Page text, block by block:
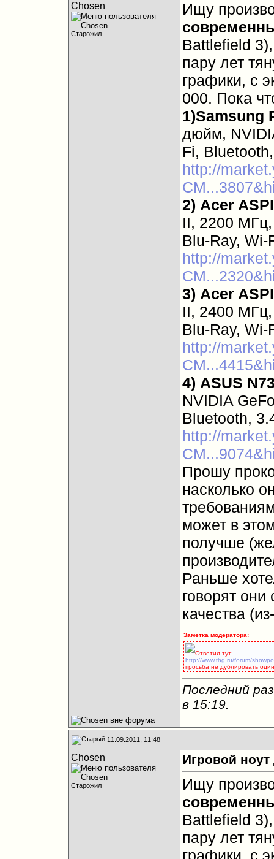
Chosen
Старожил
Ищу
Battlefield
пару лет
графики, с
000. Пока
1)Samsung
дюйм,
Fi,
http://
2) Acer
II, 2200
Blu-Ray, Wi-
http://
3) Acer
II, 2400
Blu-Ray, Wi-
http://
4) ASUS
NVIDIA
Bluetooth,
http://
Прошу
насколько
может в
получше
Раньше
говорят они
качества
Заметка модератора:
Ответил тут:
http://www.thg.ru/forum/
просьба не дублировать
Последний
в 15:19.
11.09.2011, 11:48
Chosen
Старожил
Игровой ноут
Ищу
Battlefield
пару лет
графики, с